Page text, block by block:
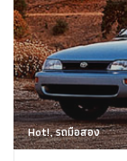
Hot!, รถมือสอง